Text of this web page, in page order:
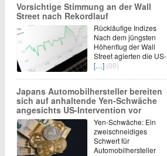
Vorsichtige Stimmung an der Wall
Street nach Rekordlauf
Rückläufige Indizes
Nach dem jüngsten
Höhenflug der Wall
Street agierten die US-
[…] (00)
Japans Automobilhersteller bereiten
sich auf anhaltende Yen-Schwäche
angesichts US-Intervention vor
Yen-Schwäche: Ein
zweischneidiges
Schwert für
Automobilhersteller